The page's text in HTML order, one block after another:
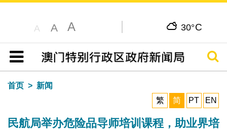
A A A 30°C
目录
搜寻
首页
新闻
繁
简 PT EN
民航局举办危险品导师培训课程，助业界培